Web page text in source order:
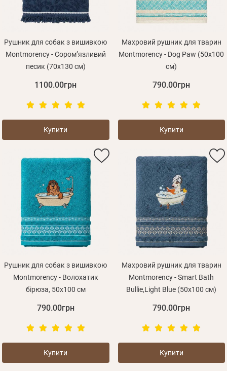
Рушник для собак з вишивкою
Montmorency - Соромʼязливий
песик (70х130 см)
1100.00грн
Купити
Махровий рушник для тварин
Montmorency - Dog Paw (50x100
см)
790.00грн
Купити
Рушник для собак з вишивкою
Montmorency - Волохатик
бірюза, 50x100 см
790.00грн
Купити
Махровий рушник для тварин
Montmorency - Smart Bath
Bullie,Light Blue (50x100 см)
790.00грн
Купити
Зареєструватися